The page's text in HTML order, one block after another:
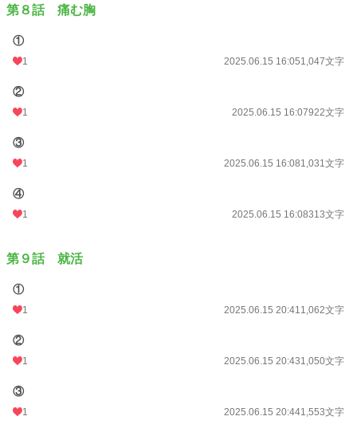
第８話 痛む胸
①
1 2025.06.15 16:051,047文字
②
1 2025.06.15 16:07922文字
③
1 2025.06.15 16:081,031文字
④
1 2025.06.15 16:08313文字
第９話 就活
①
1 2025.06.15 20:411,062文字
②
1 2025.06.15 20:431,050文字
③
1 2025.06.15 20:441,553文字